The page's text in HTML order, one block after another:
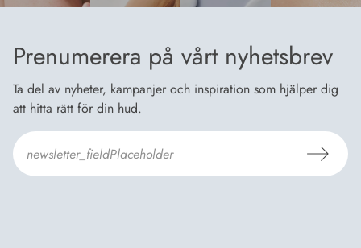
Prenumerera på vårt nyhetsbrev
Ta del av nyheter, kampanjer och inspiration som hjälper dig
att hitta rätt för din hud.